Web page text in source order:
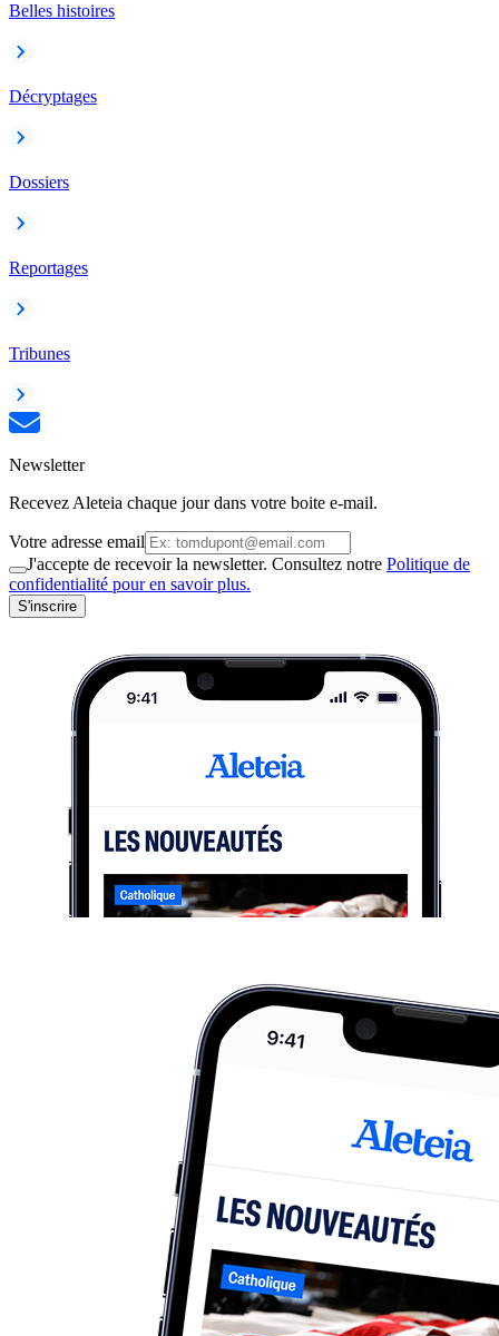
Belles histoires
Décryptages
Dossiers
Reportages
Tribunes
Newsletter
Recevez Aleteia chaque jour dans votre boite e-mail.
Votre adresse email
J'accepte de recevoir la newsletter. Consultez notre Politique de
confidentialité pour en savoir plus.
S'inscrire